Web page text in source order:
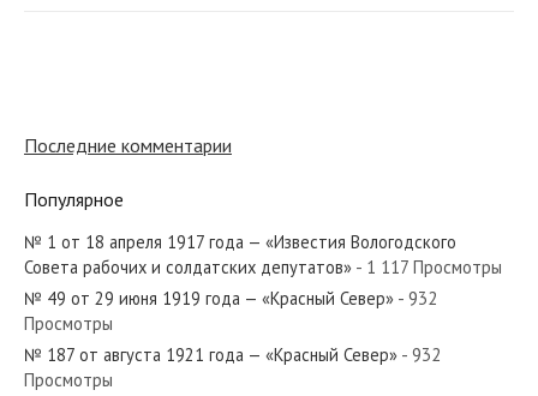
№ 39 от февраля 1986 года — «Красный Север»
Последние комментарии
Популярное
№ 1 от 18 апреля 1917 года — «Известия Вологодского
Совета рабочих и солдатских депутатов» - 1 117 Просмотры
№ 49 от 29 июня 1919 года — «Красный Север» - 932
Просмотры
№ 187 от августа 1921 года — «Красный Север» - 932
Просмотры